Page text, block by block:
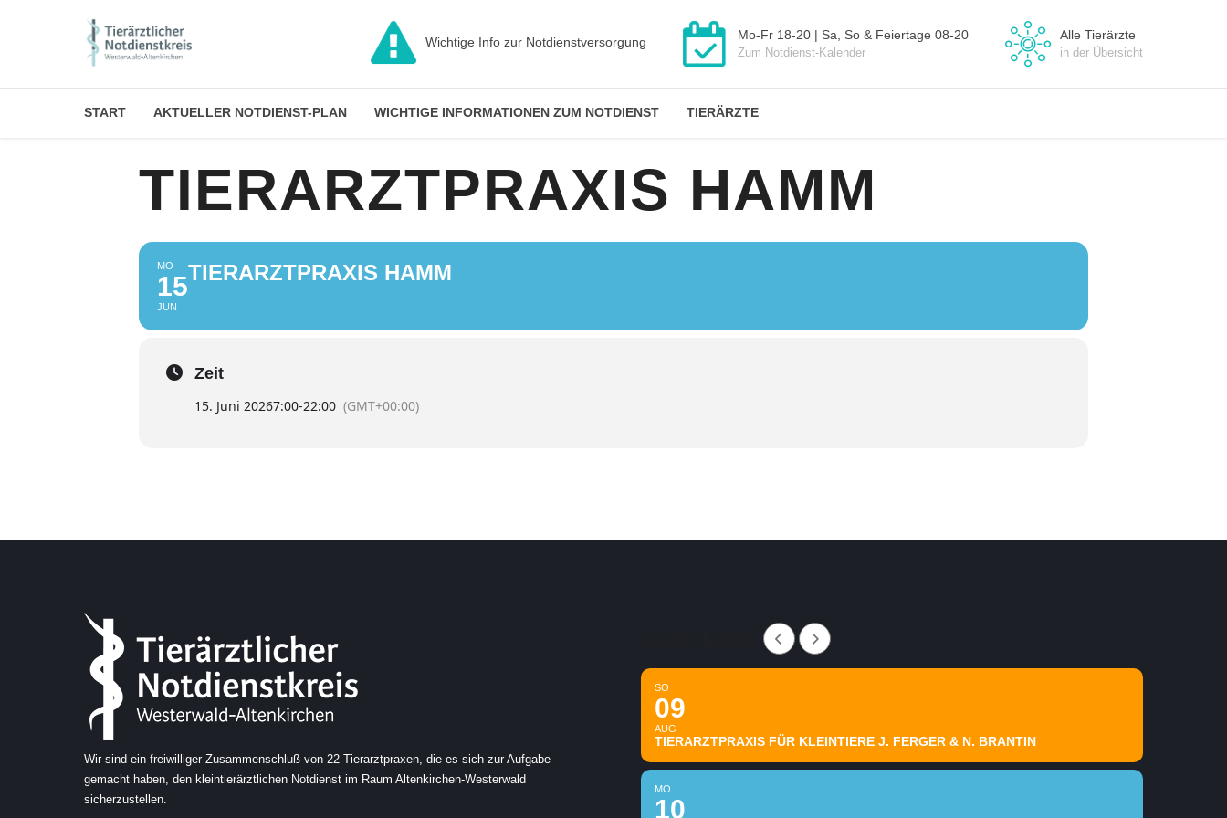
Wichtige Info zur Notdienstversorgung Mo-Fr 18-20 | Sa, So & Feiertage 08-20
Zum Notdienst-Kalender
Alle Tierärzte
in der Übersicht
START AKTUELLER NOTDIENST-PLAN WICHTIGE INFORMATIONEN ZUM NOTDIENST TIERÄRZTE
TIERARZTPRAXIS HAMM
MO
15
JUN
TIERARZTPRAXIS HAMM
Zeit
15. Juni 20267:00-22:00 (GMT+00:00)
Wir sind ein freiwilliger Zusammenschluß von 22 Tierarztpraxen, die es sich zur Aufgabe
gemacht haben, den kleintierärztlichen Notdienst im Raum Altenkirchen-Westerwald
sicherzustellen.
SO
09
AUG
TIERARZTPRAXIS FÜR KLEINTIERE J. FERGER & N. BRANTIN
MO
10